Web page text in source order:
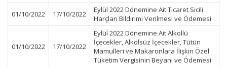
01/10/2022 17/10/2022
Eylül 2022 Dönemine Ait Ticaret Sicili
Harçları Bildirimi Verilmesi ve Ödemesi
01/10/2022 17/10/2022
Eylül 2022 Dönemine Ait Alkollü
İçecekler, Alkolsüz İçecekler, Tütün
Mamulleri ve Makaronlara İlişkin Özel
Tüketim Vergisinin Beyanı ve Ödemesi